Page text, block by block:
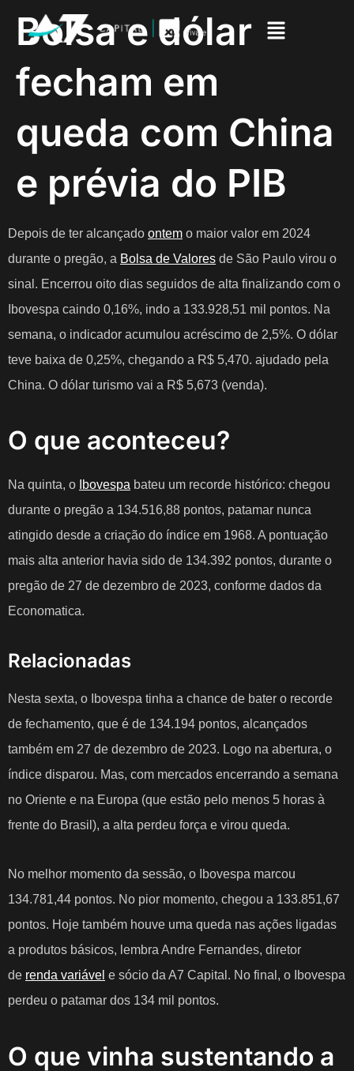
Bolsa e dólar
fecham em
queda com China
e prévia do PIB
Depois de ter alcançado ontem o maior valor em 2024
durante o pregão, a Bolsa de Valores de São Paulo virou o
sinal. Encerrou oito dias seguidos de alta finalizando com o
Ibovespa caindo 0,16%, indo a 133.928,51 mil pontos. Na
semana, o indicador acumulou acréscimo de 2,5%. O dólar
teve baixa de 0,25%, chegando a R$ 5,470. ajudado pela
China. O dólar turismo vai a R$ 5,673 (venda).
O que aconteceu?
Na quinta, o Ibovespa bateu um recorde histórico: chegou
durante o pregão a 134.516,88 pontos, patamar nunca
atingido desde a criação do índice em 1968. A pontuação
mais alta anterior havia sido de 134.392 pontos, durante o
pregão de 27 de dezembro de 2023, conforme dados da
Economatica.
Relacionadas
Nesta sexta, o Ibovespa tinha a chance de bater o recorde
de fechamento, que é de 134.194 pontos, alcançados
também em 27 de dezembro de 2023. Logo na abertura, o
índice disparou. Mas, com mercados encerrando a semana
no Oriente e na Europa (que estão pelo menos 5 horas à
frente do Brasil), a alta perdeu força e virou queda.
No melhor momento da sessão, o Ibovespa marcou
134.781,44 pontos. No pior momento, chegou a 133.851,67
pontos. Hoje também houve uma queda nas ações ligadas
a produtos básicos, lembra Andre Fernandes, diretor
de renda variável e sócio da A7 Capital. No final, o Ibovespa
perdeu o patamar dos 134 mil pontos.
O que vinha sustentando a